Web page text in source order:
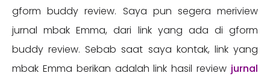
gform buddy review. Saya pun segera meriview
jurnal mbak Emma, dari link yang ada di gform
buddy review. Sebab saat saya kontak, link yang
mbak Emma berikan adalah link hasil review jurnal